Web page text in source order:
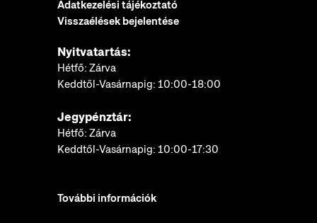
Adatkezelési tájékoztató
Visszaélések bejelentése
Nyitvatartás:
Hétfő: Zárva
Keddtől-Vasárnapig: 10:00-18:00
Jegypénztár:
Hétfő: Zárva
Keddtől-Vasárnapig: 10:00-17:30
További információk